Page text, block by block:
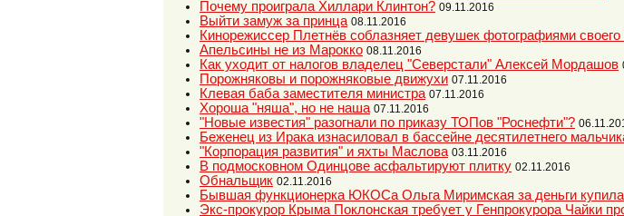
Почему проиграла Хиллари Клинтон? 09.11.2016
Выйти замуж за принца 08.11.2016
Кинорежиссер Плетнёв соблазняет девушек фотографиями своего
Апельсины не из Марокко 08.11.2016
Как уходит от налогов владелец "Северстали" Алексей Мордашов
Порожняковы и порожняковые движухи 07.11.2016
Клевая баба заместителя министра 07.11.2016
Хороша "няша", но не наша 07.11.2016
"Новые известия" разогнали по приказу ТОПов "Роснефти"?
Беженец из Ирака изнасиловал в бассейне десятилетнего
"Корпорация развития" и яхты Маслова 03.11.2016
В подмосковном Одинцове асфальтируют плитку 02.11.2016
Обнальщик 02.11.2016
Бывшая функционерка ЮКОСа Ольга Миримская за деньги купила
Экс-прокурор Крыма Поклонская требует у Генпрокурора Чайки